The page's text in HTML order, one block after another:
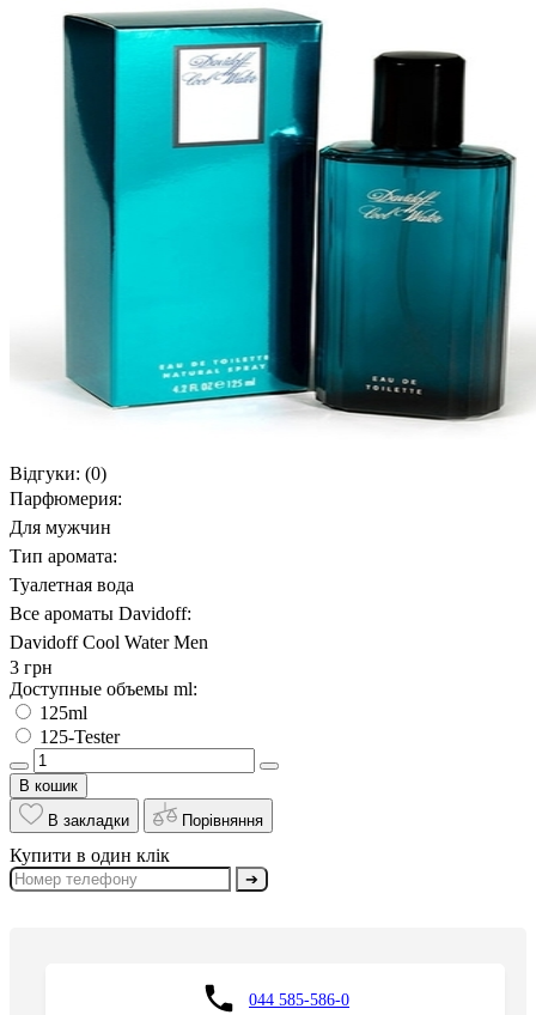
Відгуки: (0)
Парфюмерия:
Для мужчин
Тип аромата:
Туалетная вода
Все ароматы Davidoff:
Davidoff Cool Water Men
3 грн
Доступные объемы ml:
125ml
125-Tester
В кошик
В закладки
Порівняння
Купити в один клік
➔
044 585-586-0